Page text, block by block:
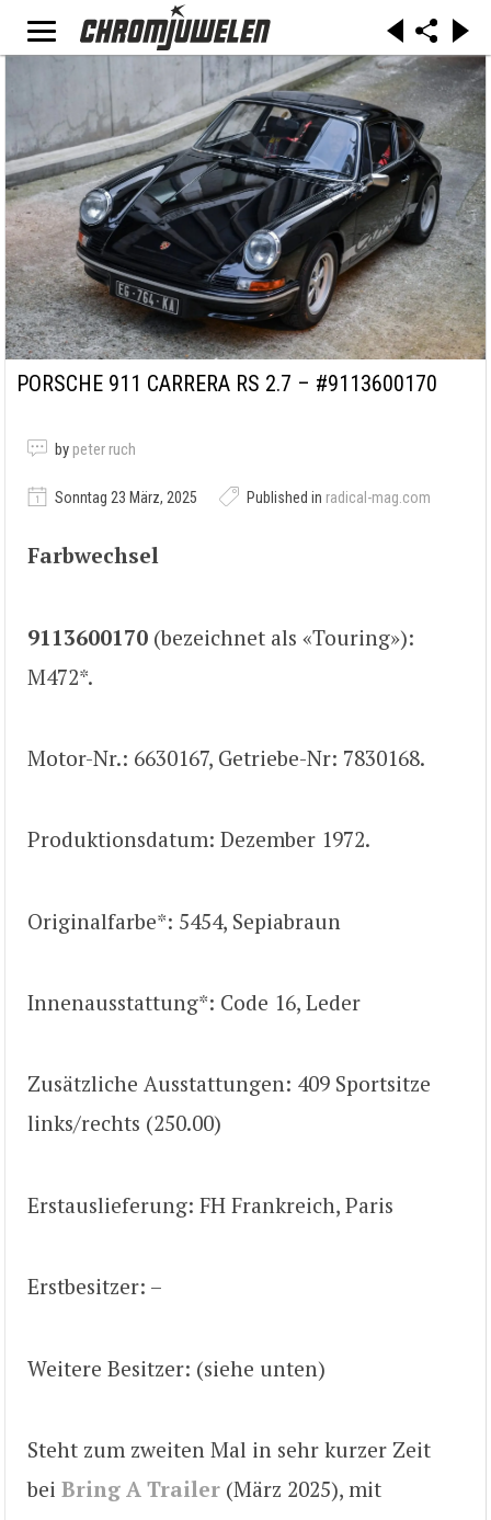
PORSCHE 911 CARRERA RS 2.7 – #9113600170
by peter ruch
Sonntag 23 März, 2025 Published in radical-mag.com
Farbwechsel
9113600170 (bezeichnet als «Touring»):
M472*.
Motor-Nr.: 6630167, Getriebe-Nr: 7830168.
Produktionsdatum: Dezember 1972.
Originalfarbe*: 5454, Sepiabraun
Innenausstattung*: Code 16, Leder
Zusätzliche Ausstattungen: 409 Sportsitze
links/rechts (250.00)
Erstauslieferung: FH Frankreich, Paris
Erstbesitzer: –
Weitere Besitzer: (siehe unten)
Steht zum zweiten Mal in sehr kurzer Zeit
bei Bring A Trailer (März 2025), mit